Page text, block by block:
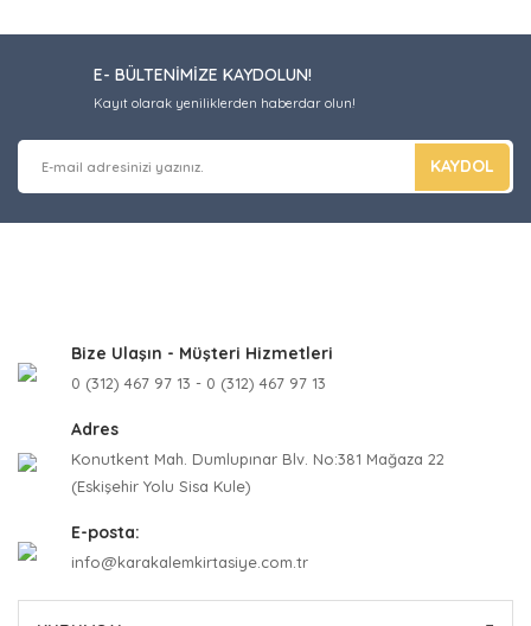
E- BÜLTENİMİZE KAYDOLUN!
Kayıt olarak yeniliklerden haberdar olun!
KAYDOL
Bize Ulaşın - Müşteri Hizmetleri
0 (312) 467 97 13 - 0 (312) 467 97 13
Adres
Konutkent Mah. Dumlupınar Blv. No:381 Mağaza 22
(Eskişehir Yolu Sisa Kule)
E-posta:
info@karakalemkirtasiye.com.tr